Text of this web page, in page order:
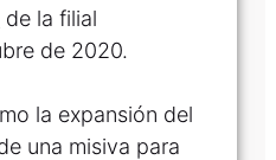
de la filial
de 2020.
la expansión del
una misiva para